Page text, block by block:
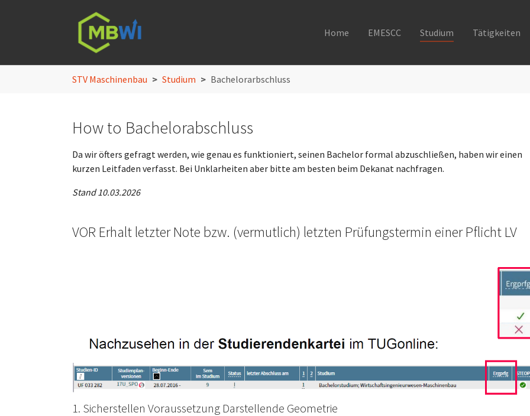
Home EMESCC Studium Tätigkeiten
STV Maschinenbau Studium Bachelorarbschluss
How to Bachelorabschluss
Da wir öfters gefragt werden, wie genau es funktioniert, seinen Bachelor formal abzuschließen, haben wir einen
kurzen Leitfaden verfasst. Bei Unklarheiten aber bitte am besten beim Dekanat nachfragen.
Stand 10.03.2026
VOR Erhalt letzter Note bzw. (vermutlich) letzten Prüfungstermin einer Pflicht LV
1. Sicherstellen Voraussetzung Darstellende Geometrie